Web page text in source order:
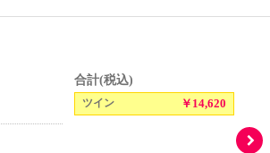
合計(税込)
ツイン ￥14,620